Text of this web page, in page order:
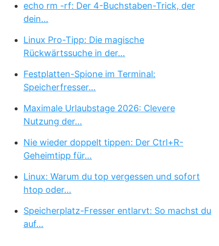
echo rm -rf: Der 4-Buchstaben-Trick, der
dein…
Linux Pro-Tipp: Die magische
Rückwärtssuche in der…
Festplatten-Spione im Terminal:
Speicherfresser…
Maximale Urlaubstage 2026: Clevere
Nutzung der…
Nie wieder doppelt tippen: Der Ctrl+R-
Geheimtipp für…
Linux: Warum du top vergessen und sofort
htop oder…
Speicherplatz-Fresser entlarvt: So machst du
auf…